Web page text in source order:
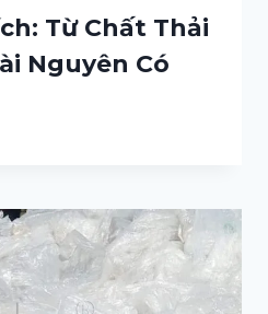
Từ Chất Thải
Nguyên Có